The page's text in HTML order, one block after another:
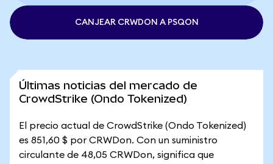
CANJEAR CRWDON A PSQON
Últimas noticias del mercado de
CrowdStrike (Ondo Tokenized)
El precio actual de CrowdStrike (Ondo Tokenized)
es 851,60 $ por CRWDon. Con un suministro
circulante de 48,05 CRWDon, significa que